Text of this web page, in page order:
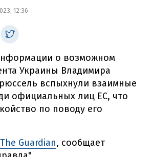
12:36
о возможном
Украины Владимира
вспыхнули взаимные
официальных лиц ЕС, что
по поводу его
The Guardian, сообщает